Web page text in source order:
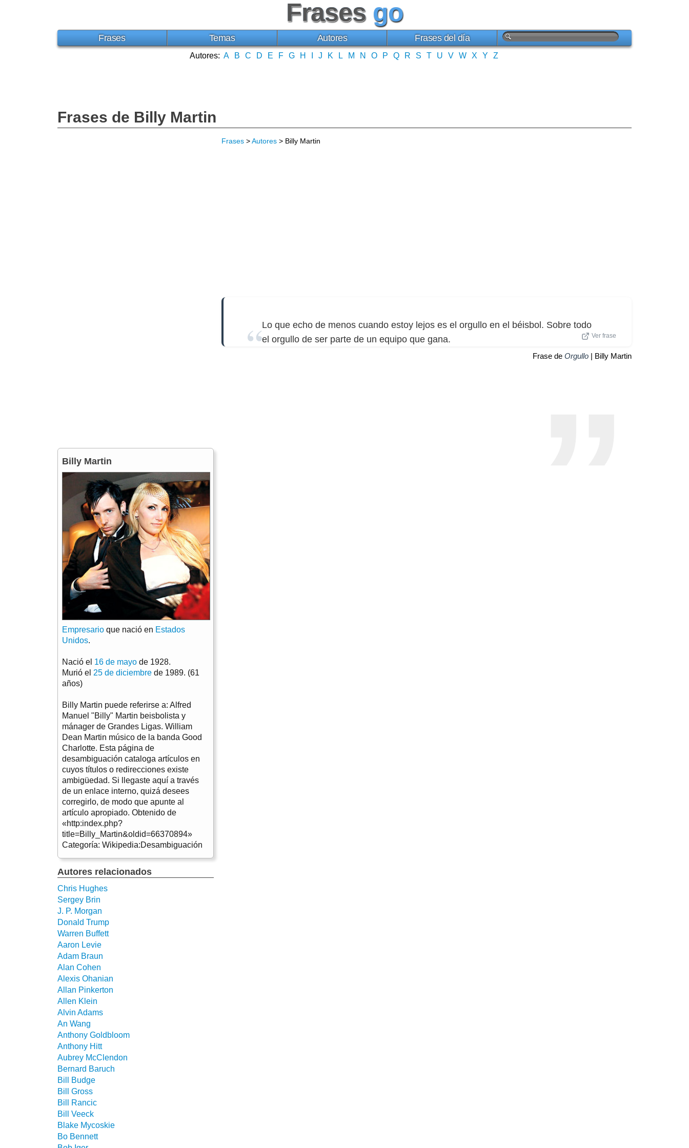
Frases go
Frases Temas Autores Frases del día
Autores: A B C D E F G H J K L M N O P Q R S T U V W X Y Z
Frases de Billy Martin
Frases >Autores > Billy Martin
Lo que echo de menos cuando estoy lejos es el orgullo en el béisbol. Sobre todo
el orgullo de ser parte de un equipo que gana.
Ver frase
Frase de Orgullo | Billy Martin
Billy Martin
Empresario que nació en Estados
Unidos.
Nació el 16 de mayo de 1928.
Murió el 25 de diciembre de 1989. (61
años)
Billy Martin puede referirse a: Alfred
Manuel "Billy" Martin beisbolista y
mánager de Grandes Ligas. William
Dean Martin músico de la banda Good
Charlotte. Esta página de
desambiguación cataloga artículos en
cuyos títulos o redirecciones existe
ambigüedad. Si llegaste aquí a través
de un enlace interno, quizá desees
corregirlo, de modo que apunte al
artículo apropiado. Obtenido de
«http:index.php?
title=Billy_Martin&oldid=66370894»
Categoría: Wikipedia:Desambiguación
Autores relacionados
Chris Hughes
Sergey Brin
J. P. Morgan
Donald Trump
Warren Buffett
Aaron Levie
Adam Braun
Alan Cohen
Alexis Ohanian
Allan Pinkerton
Allen Klein
Alvin Adams
An Wang
Anthony Goldbloom
Anthony Hitt
Aubrey McClendon
Bernard Baruch
Bill Budge
Bill Gross
Bill Rancic
Bill Veeck
Blake Mycoskie
Bo Bennett